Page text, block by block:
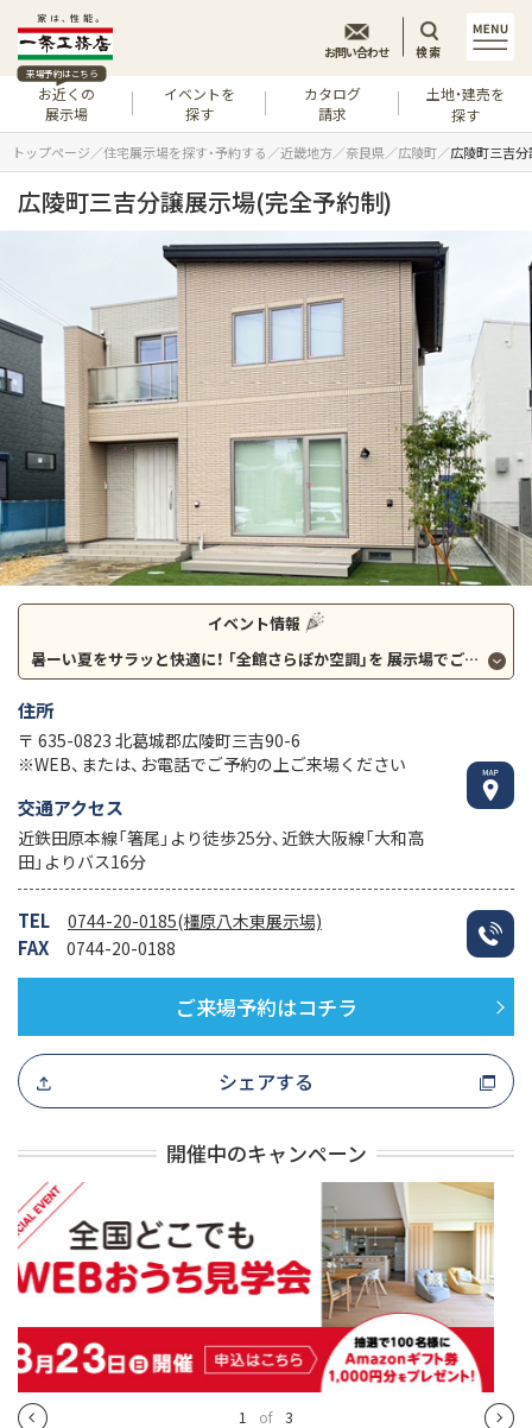
来場予約はこちら
お近くの
展示場
イベントを
探す
カタログ
請求
土地・建売を
探す
お問い合わせ 検索
トップページ 住宅展示場を探す・予約する 近畿地方 奈良県 広陵町 広陵町三吉
広陵町三吉分譲展示場(完全予約制)
住所
〒 635-0823 北葛城郡広陵町三吉90-6
※WEB、または、お電話でご予約の上ご来場ください
交通アクセス
近鉄田原本線「箸尾」より徒歩25分、近鉄大阪線「大和高
田」よりバス16分
TEL 0744-20-0185(橿原八木東展示場)
FAX 0744-20-0188
ご来場予約はコチラ
シェアする
イベント情報
暑ーい夏をサラッと快適に！ ｢全館さらぽか空調｣を 展示場でご体感ください！
開催中のキャンペーン
1 of 3